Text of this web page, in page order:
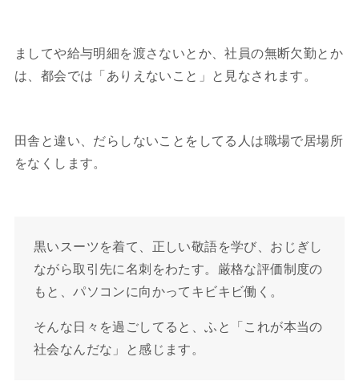
ましてや給与明細を渡さないとか、社員の無断欠勤とか
は、都会では「ありえないこと」と見なされます。
田舎と違い、だらしないことをしてる人は職場で居場所
をなくします。
黒いスーツを着て、正しい敬語を学び、おじぎし
ながら取引先に名刺をわたす。厳格な評価制度の
もと、パソコンに向かってキビキビ働く。
そんな日々を過ごしてると、ふと「これが本当の
社会なんだな」と感じます。